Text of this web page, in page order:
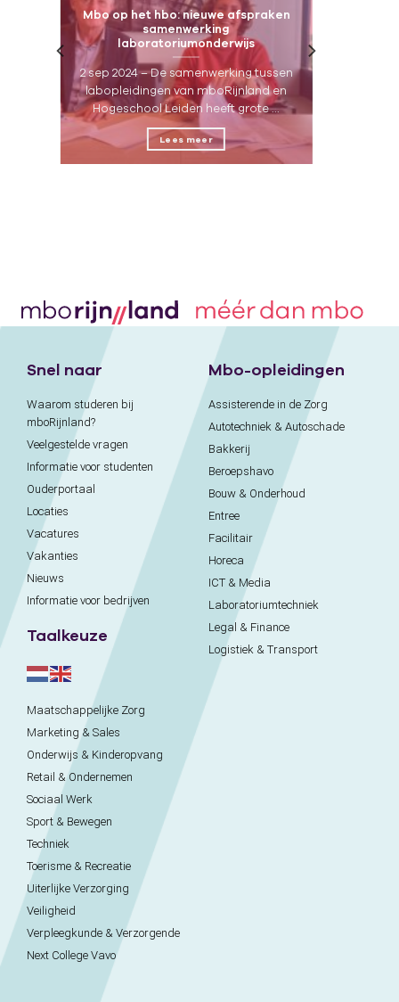
Mbo op het hbo: nieuwe afspraken
samenwerking
laboratoriumonderwijs
2 sep 2024 – De samenwerking tussen
labopleidingen van mboRijnland en
Hogeschool Leiden heeft grote ...
Lees meer
Snel naar
Waarom studeren bij
mboRijnland?
Veelgestelde vragen
Informatie voor studenten
Ouderportaal
Locaties
Vacatures
Vakanties
Nieuws
Informatie voor bedrijven
Taalkeuze
Mbo-opleidingen
Assisterende in de Zorg
Autotechniek & Autoschade
Bakkerij
Beroepshavo
Bouw & Onderhoud
Entree
Facilitair
Horeca
ICT & Media
Laboratoriumtechniek
Legal & Finance
Logistiek & Transport
Maatschappelijke Zorg
Marketing & Sales
Onderwijs & Kinderopvang
Retail & Ondernemen
Sociaal Werk
Sport & Bewegen
Techniek
Toerisme & Recreatie
Uiterlijke Verzorging
Veiligheid
Verpleegkunde & Verzorgende
Next College Vavo